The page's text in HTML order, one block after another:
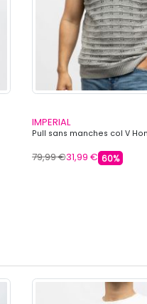
IMPERIAL
Pull sans manches col V
79,99 €31,99 € 60%